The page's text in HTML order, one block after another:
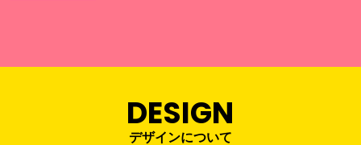
DESIGN
デザインについて